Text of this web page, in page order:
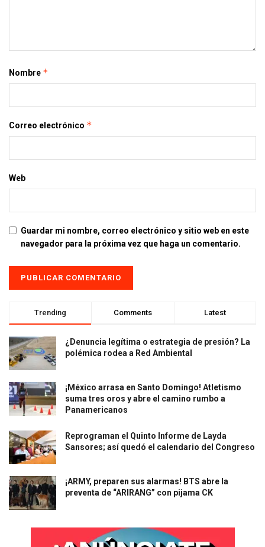
Nombre *
Correo electrónico *
Web
Guardar mi nombre, correo electrónico y sitio web en este
navegador para la próxima vez que haga un comentario.
Trending Comments Latest
¿Denuncia legítima o estrategia de presión? La
polémica rodea a Red Ambiental
¡México arrasa en Santo Domingo! Atletismo
suma tres oros y abre el camino rumbo a
Panamericanos
Reprograman el Quinto Informe de Layda
Sansores; así quedó el calendario del Congreso
¡ARMY, preparen sus alarmas! BTS abre la
preventa de “ARIRANG” con pijama CK